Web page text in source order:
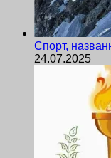
Спорт,
24.07.2025